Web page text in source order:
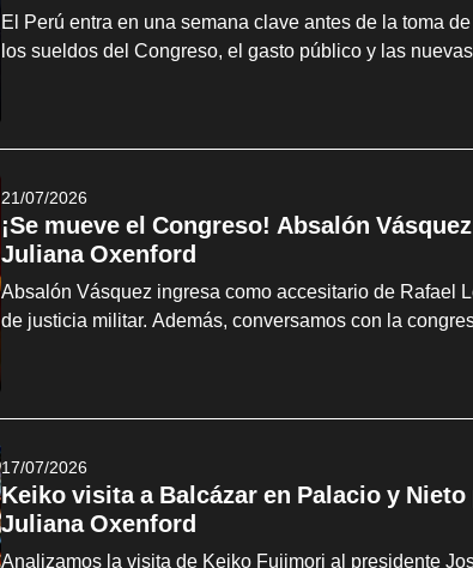
El Perú entra en una semana clave antes de la toma
los sueldos del Congreso, el gasto público y las
21/07/2026
¡Se mueve el Congreso! Absalón
Juliana Oxenford
Absalón Vásquez ingresa como accesitario de Rafael
de justicia militar. Además, conversamos con la
17/07/2026
Keiko visita a Balcázar en Palacio y
Juliana Oxenford
Analizamos la visita de Keiko Fujimori al presidente